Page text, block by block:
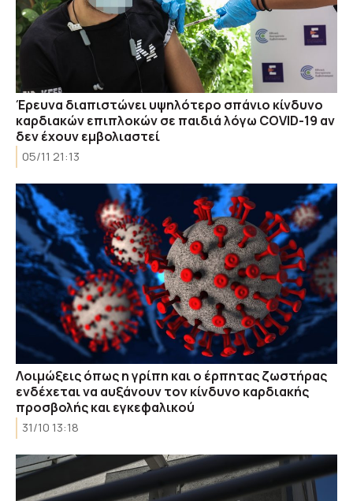
Έρευνα διαπιστώνει υψηλότερο σπάνιο κίνδυνο
καρδιακών επιπλοκών σε παιδιά λόγω COVID-19 αν
δεν έχουν εμβολιαστεί
05/11 21:13
Λοιμώξεις όπως η γρίπη και ο έρπητας ζωστήρας
ενδέχεται να αυξάνουν τον κίνδυνο καρδιακής
προσβολής και εγκεφαλικού
31/10 13:18